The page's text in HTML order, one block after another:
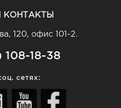
КОНТАКТЫ
120, офис 101-2.
108-18-38
сетях: